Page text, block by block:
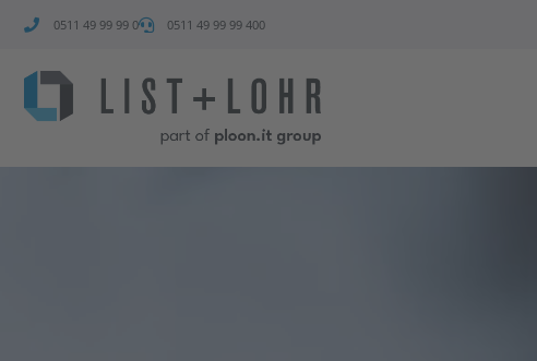
0511 49 99 99 0 0511 49 99 99 400